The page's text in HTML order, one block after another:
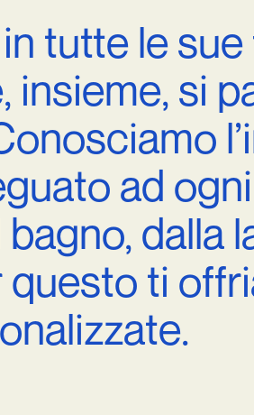
in tutte lesue
insieme, si
ad ogni
bagno, dalla
questo ti